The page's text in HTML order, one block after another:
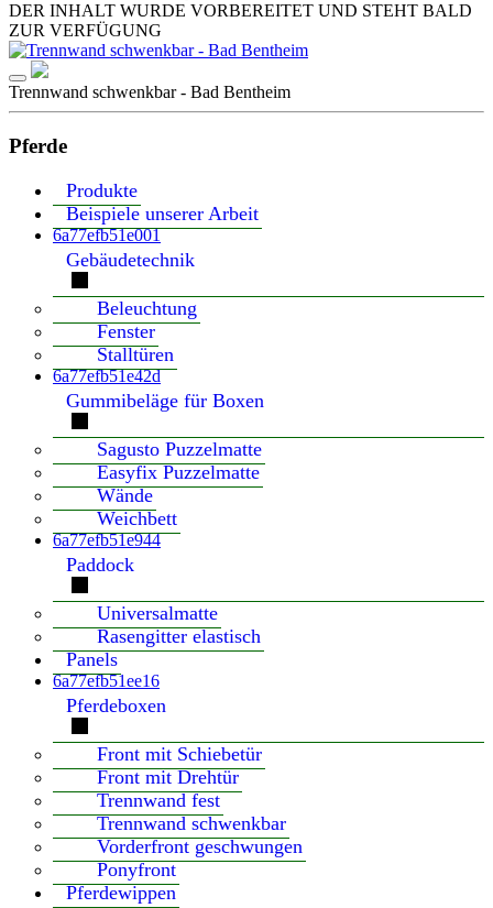
DER INHALT WURDE VORBEREITET UND STEHT BALD
ZUR VERFÜGUNG
Trennwand schwenkbar - Bad Bentheim
Pferde
Produkte
Beispiele unserer Arbeit
6a77efb51e001
Gebäudetechnik
Beleuchtung
Fenster
Stalltüren
6a77efb51e42d
Gummibeläge für Boxen
Sagusto Puzzelmatte
Easyfix Puzzelmatte
Wände
Weichbett
6a77efb51e944
Paddock
Universalmatte
Rasengitter elastisch
Panels
6a77efb51ee16
Pferdeboxen
Front mit Schiebetür
Front mit Drehtür
Trennwand fest
Trennwand schwenkbar
Vorderfront geschwungen
Ponyfront
Pferdewippen